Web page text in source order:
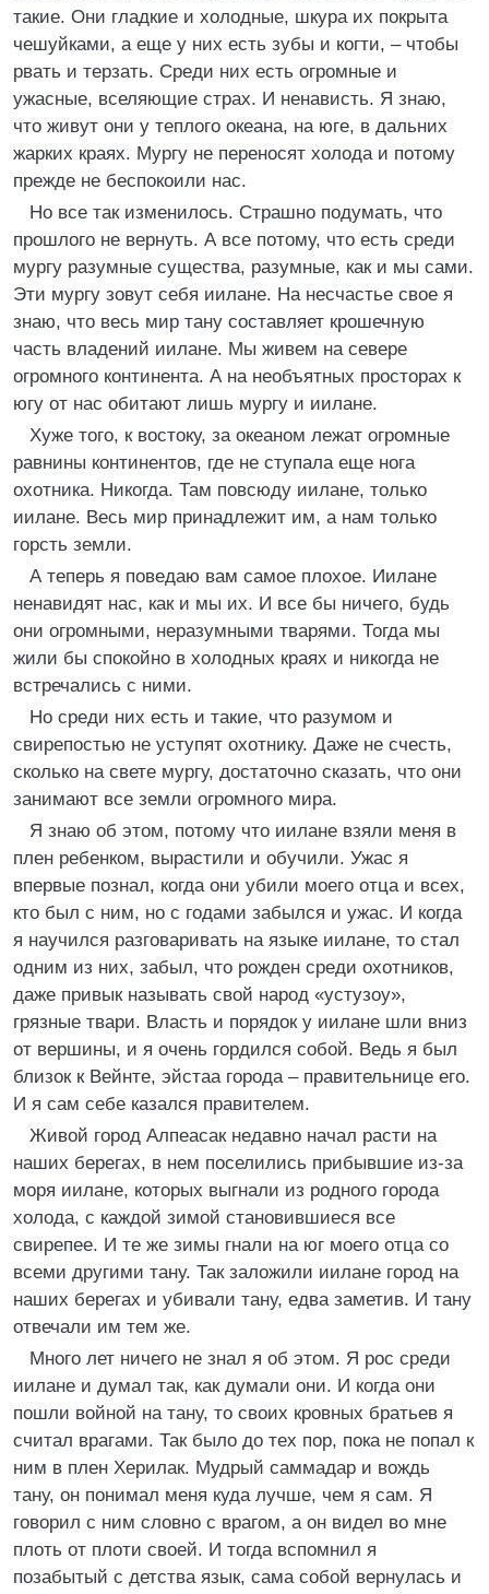
такие. Они гладкие и холодные, шкура их покрыта
чешуйками, а еще у них есть зубы и когти, – чтобы
рвать и терзать. Среди них есть огромные и
ужасные, вселяющие страх. И ненависть. Я знаю,
что живут они у теплого океана, на юге, в дальних
жарких краях. Мургу не переносят холода и потому
прежде не беспокоили нас.
Но все так изменилось. Страшно подумать, что
прошлого не вернуть. А все потому, что есть среди
мургу разумные существа, разумные, как и мы сами.
Эти мургу зовут себя иилане. На несчастье свое я
знаю, что весь мир тану составляет крошечную
часть владений иилане. Мы живем на севере
огромного континента. А на необъятных просторах к
югу от нас обитают лишь мургу и иилане.
Хуже того, к востоку, за океаном лежат огромные
равнины континентов, где не ступала еще нога
охотника. Никогда. Там повсюду иилане, только
иилане. Весь мир принадлежит им, а нам только
горсть земли.
А теперь я поведаю вам самое плохое. Иилане
ненавидят нас, как и мы их. И все бы ничего, будь
они огромными, неразумными тварями. Тогда мы
жили бы спокойно в холодных краях и никогда не
встречались с ними.
Но среди них есть и такие, что разумом и
свирепостью не уступят охотнику. Даже не счесть,
сколько на свете мургу, достаточно сказать, что они
занимают все земли огромного мира.
Я знаю об этом, потому что иилане взяли меня в
плен ребенком, вырастили и обучили. Ужас я
впервые познал, когда они убили моего отца и всех,
кто был с ним, но с годами забылся и ужас. И когда
я научился разговаривать на языке иилане, то стал
одним из них, забыл, что рожден среди охотников,
даже привык называть свой народ «устузоу»,
грязные твари. Власть и порядок у иилане шли вниз
от вершины, и я очень гордился собой. Ведь я был
близок к Вейнте, эйстаа города – правительнице его.
И я сам себе казался правителем.
Живой город Алпеасак недавно начал расти на
наших берегах, в нем поселились прибывшие из-за
моря иилане, которых выгнали из родного города
холода, с каждой зимой становившиеся все
свирепее. И те же зимы гнали на юг моего отца со
всеми другими тану. Так заложили иилане город на
наших берегах и убивали тану, едва заметив. И тану
отвечали им тем же.
Много лет ничего не знал я об этом. Я рос среди
иилане и думал так, как думали они. И когда они
пошли войной на тану, то своих кровных братьев я
считал врагами. Так было до тех пор, пока не попал к
ним в плен Херилак. Мудрый саммадар и вождь
тану, он понимал меня куда лучше, чем я сам. Я
говорил с ним словно с врагом, а он видел во мне
плоть от плоти своей. И тогда вспомнил я
позабытый с детства язык, сама собой вернулась и